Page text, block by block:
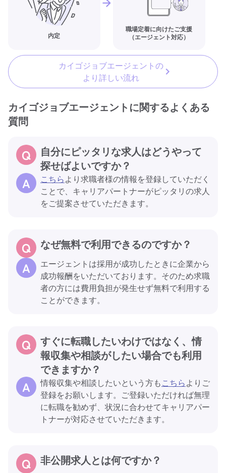
内定
職場定着に向けたご支援
（エージェント対応）
カイゴジョブエージェントの
より詳しい流れ
カイゴジョブエージェントに関するよくある
質問
自分にピッタリな求人はどうやって
探せばよいですか？
こちらより求職者様の情報を登録していただく
ことで、キャリアパートナーがピッタリの求人
をご提案させていただきます。
なぜ無料で利用できるのですか？
エージェントは採用が成功したときに企業から
成功報酬をいただいております。そのため求職
者の方には費用負担が発生せず無料で利用する
ことができます。
すぐに転職したいわけではなく、情
報収集や相談がしたい場合でも利用
できますか？
情報収集や相談したいという方もこちらよりご
登録をお願いします。ご登録いただければ無理
に転職を勧めず、状況に合わせてキャリアパー
トナーが対応させていただきます。
非公開求人とは何ですか？